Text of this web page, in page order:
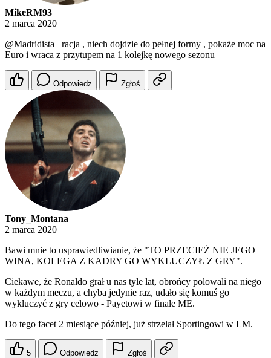
MikeRM93
2 marca 2020
@Madridista_
racja , niech dojdzie do pełnej formy , pokaże moc na
Euro i wraca z przytupem na 1 kolejkę nowego sezonu
Odpowiedz Zgłoś
Tony_Montana
2 marca 2020
Bawi mnie to usprawiedliwianie, że "TO PRZECIEŻ NIE JEGO
WINA, KOLEGA Z KADRY GO WYKLUCZYŁ Z GRY".
Ciekawe, że Ronaldo grał u nas tyle lat, obrońcy polowali na niego
w każdym meczu, a chyba jedynie raz, udało się komuś go
wykluczyć z gry celowo - Payetowi w finale ME.
Do tego facet 2 miesiące później, już strzelał Sportingowi w LM.
5 Odpowiedz Zgłoś